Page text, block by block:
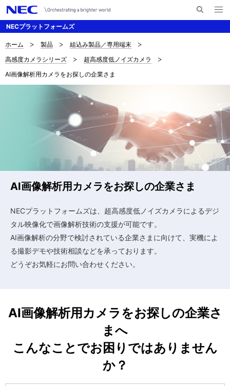
NECプラットフォームズ
メ
ニ
ナ
ビ
ゲ
サ
イ
ト
位
ホーム 製品
組込み製品／専用端末
高感度カメラシリーズ
超高感度低ノイズカメラ
AI画像解析用カメラをお探しの企業さま
AI画像解析用カメラをお探しの企業さま
NECプラットフォームズは、超高感度低ノイズカメラによるデジ
タル映像化で画像解析技術の支援が可能です。
AI画像解析の分野で検討されている企業さまに向けて、実機によ
る撮影デモや技術相談などを承っております。
どうぞお気軽にお問い合わせください。
AI画像解析用カメラをお探しの企業さ
まへ
こんなことでお困りではありません
か？